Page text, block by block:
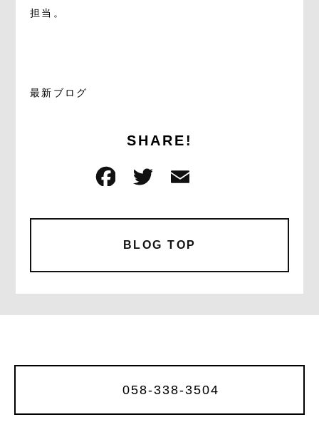
担当。
最新ブログ
SHARE!
F
c
e
b
o
o
T
it
te
r
ai
BLOG TOP
058-338-3504